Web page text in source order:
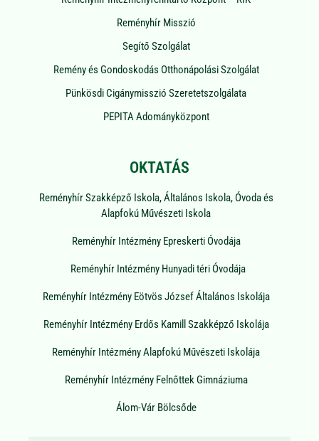
Reményhír Misszió
Segítő Szolgálat
Remény és Gondoskodás Otthonápolási Szolgálat
Pünkösdi Cigánymisszió Szeretetszolgálata
PEPITA Adományközpont
OKTATÁS
Reményhír Szakképző Iskola, Általános Iskola, Óvoda és
Alapfokú Művészeti Iskola
Reményhír Intézmény Epreskerti Óvodája
Reményhír Intézmény Hunyadi téri Óvodája
Reményhír Intézmény Eötvös József Általános Iskolája
Reményhír Intézmény Erdős Kamill Szakképző Iskolája
Reményhír Intézmény Alapfokú Művészeti Iskolája
Reményhír Intézmény Felnőttek Gimnáziuma
Álom-Vár Bölcsőde